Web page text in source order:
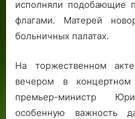
исполняли подобающие
флагами. Матерей
больничных палатах.
На торжественном
вечером в концертном
премьер-министр
особенную важность